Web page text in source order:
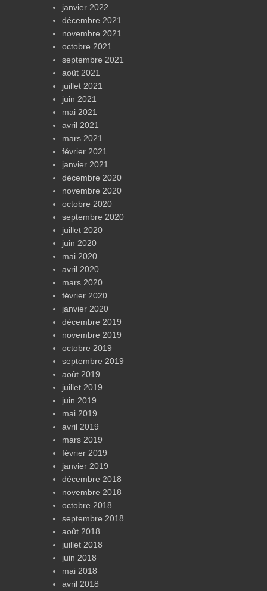
janvier 2022
décembre 2021
novembre 2021
octobre 2021
septembre 2021
août 2021
juillet 2021
juin 2021
mai 2021
avril 2021
mars 2021
février 2021
janvier 2021
décembre 2020
novembre 2020
octobre 2020
septembre 2020
juillet 2020
juin 2020
mai 2020
avril 2020
mars 2020
février 2020
janvier 2020
décembre 2019
novembre 2019
octobre 2019
septembre 2019
août 2019
juillet 2019
juin 2019
mai 2019
avril 2019
mars 2019
février 2019
janvier 2019
décembre 2018
novembre 2018
octobre 2018
septembre 2018
août 2018
juillet 2018
juin 2018
mai 2018
avril 2018